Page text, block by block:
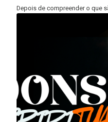
Depois de compreender o que